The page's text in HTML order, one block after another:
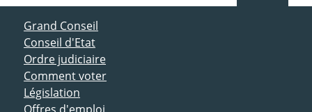
ACCÈS DIRECT
Grand Conseil
Conseil d'Etat
Ordre judiciaire
Comment voter
Législation